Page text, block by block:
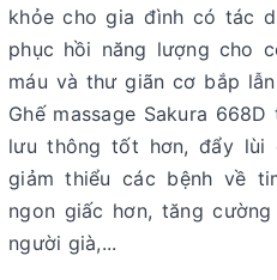
khỏe cho gia đình có tác
phục hồi năng lượng cho
máu và thư giãn cơ bắp
Ghế massage Sakura
lưu thông tốt hơn, đẩy lùi
giảm thiểu các bệnh về
ngon giấc hơn, tăng
người già,...